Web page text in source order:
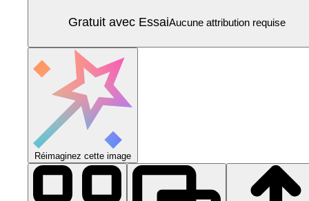
Gratuit avec EssaiAucune attribution requise
Réimaginez cette image